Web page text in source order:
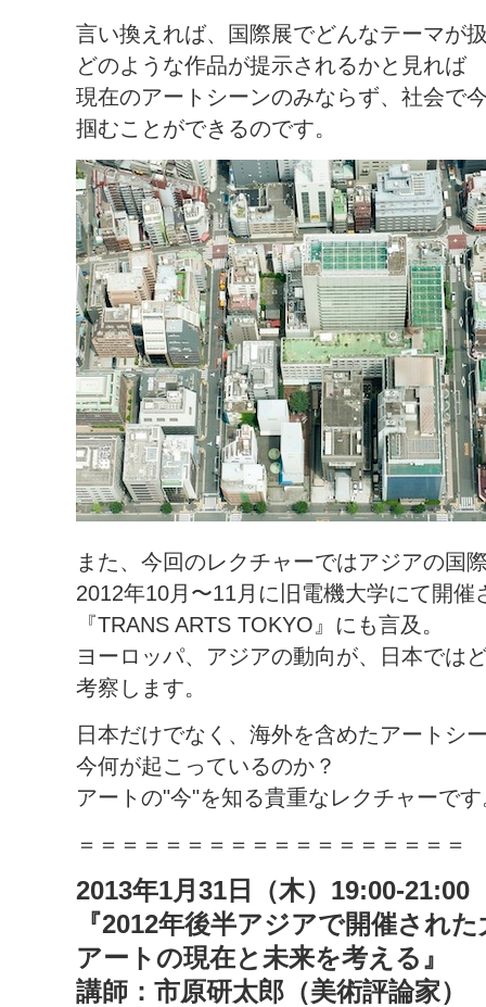
言い換えれば、国際展でどんなテーマが
どのような作品が提示されるかと見れば
現在のアートシーンのみならず、社会で
掴むことができるのです。
また、今回のレクチャーではアジアの国
2012年10月〜11月に旧電機大学にて開催
『TRANS ARTS TOKYO』にも言及。
ヨーロッパ、アジアの動向が、日本では
考察します。
日本だけでなく、海外を含めたアートシ
今何が起こっているのか？
アートの"今"を知る貴重なレクチャーで
＝＝＝＝＝＝＝＝＝＝＝＝＝＝＝＝＝＝
2013年1月31日（木）19:00-21:00
『2012年後半アジアで開催され
アートの現在と未来を考える』
講師：市原研太郎（美術評論家）